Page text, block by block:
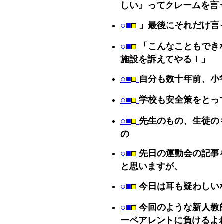
しい』ってクレームを言
○■ 」最後にそれだけ
○■ 「こんなこともで
施設を訴えてやる！」
○■ 自分も数十年前、
○■ 学校も安全策をと
○■ 先生のもの、生徒
の
○■ 先日の運動会の記
と思いますが、
○■ 今日は耳も疑わしい
○■ 今回のような新人
ーペアレントに負ける